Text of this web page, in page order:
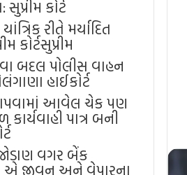
કોર્ટ
રીતે મર્યાદિત
કોર્ટ​સુપ્રીમ
બદલ પોલીસ વાહન
હાઈકોર્ટ
આવેલ ચેક પણ
પાત્ર બની
વગર બેંક
એ જીવન અને વેપારના